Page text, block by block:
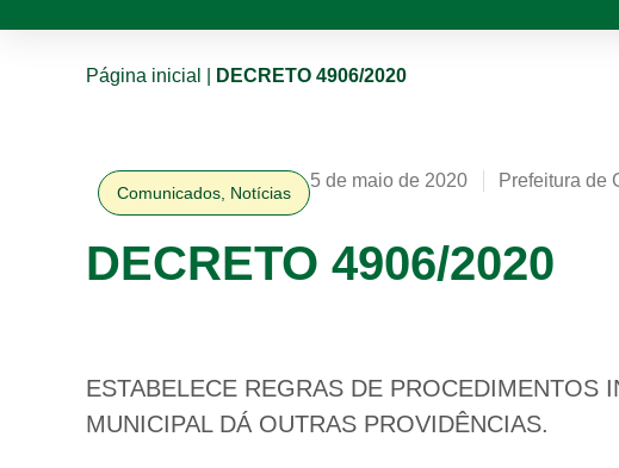
Página inicial DECRETO 4906/2020
Comunicados Notícias
5 de maio de 2020 Prefeitura de
DECRETO 4906/2020
ESTABELECE REGRAS DE PROCEDIMENTOS
MUNICIPAL DÁ OUTRAS PROVIDÊNCIAS.